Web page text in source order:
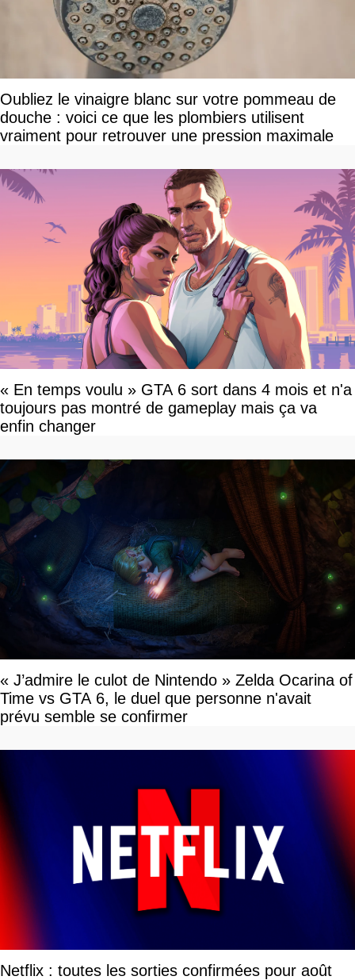
Oubliez le vinaigre blanc sur votre pommeau de
douche : voici ce que les plombiers utilisent
vraiment pour retrouver une pression maximale
« En temps voulu » GTA 6 sort dans 4 mois et n'a
toujours pas montré de gameplay mais ça va
enfin changer
« J’admire le culot de Nintendo » Zelda Ocarina of
Time vs GTA 6, le duel que personne n'avait
prévu semble se confirmer
Netflix : toutes les sorties confirmées pour août